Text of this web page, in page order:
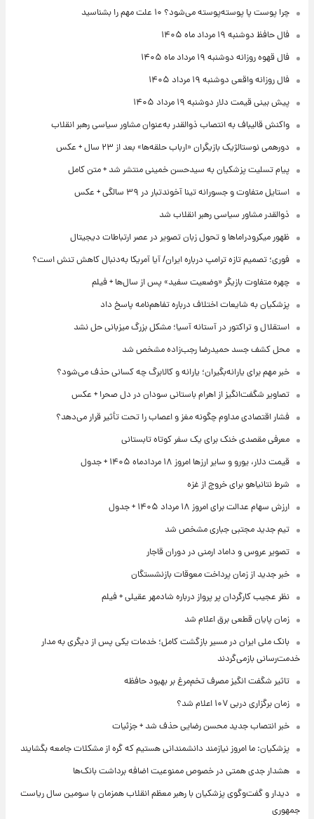
چرا پوست پا پوسته‌پوسته می‌شود؟ ۱۰ علت مهم را بشناسید
فال حافظ دوشنبه ۱۹ مرداد ماه ۱۴۰۵
فال قهوه روزانه دوشنبه ۱۹ مرداد ماه ۱۴۰۵
فال روزانه واقعی دوشنبه ۱۹ مرداد ۱۴۰۵
پیش‌ بینی قیمت دلار دوشنبه ۱۹ مرداد ۱۴۰۵
واکنش قالیباف به انتصاب ذوالقدر به‌عنوان مشاور سیاسی رهبر انقلاب
دورهمی نوستالژیک بازیگران «ارباب حلقه‌ها» بعد از ۲۳ سال + عکس
پیام تسلیت پزشکیان به سیدحسن خمینی منتشر شد + متن کامل
استایل متفاوت و جسورانه تینا آخوندتبار در ۳۹ سالگی + عکس
ذوالقدر مشاور سیاسی رهبر انقلاب شد
ظهور میکرودراماها و تحول زبان تصویر در عصر ارتباطات دیجیتال
فوری؛ تصمیم تازه ترامپ درباره ایران/ آیا آمریکا به‌دنبال کاهش تنش است؟
چهره متفاوت بازیگر «وضعیت سفید» پس از سال‌ها + فیلم
پزشکیان به شایعات اختلاف درباره تفاهم‌نامه پاسخ داد
استقلال و تراکتور در آستانه آسیا؛ مشکل بزرگ میزبانی حل نشد
محل کشف جسد حمیدرضا رجب‌زاده مشخص شد
خبر مهم برای یارانه‌بگیران؛ یارانه و کالابرگ چه کسانی حذف می‌شود؟
تصاویر شگفت‌انگیز از اهرام باستانی سودان در دل صحرا + عکس
فشار اقتصادی مداوم چگونه مغز و اعصاب را تحت تأثیر قرار می‌دهد؟
معرفی مقصدی خنک برای یک سفر کوتاه تابستانی
قیمت دلار، یورو و سایر ارزها امروز ۱۸ مردادماه ۱۴۰۵ + جدول
شرط نتانیاهو برای خروج از غزه
ارزش سهام عدالت برای امروز ۱۸ مرداد ۱۴۰۵ + جدول
تیم جدید مجتبی جباری مشخص شد
تصویر عروس و داماد ارمنی در دوران قاجار
خبر جدید از زمان پرداخت معوقات بازنشستگان
نظر عجیب کارگردان پر پرواز درباره شادمهر عقیلی + فیلم
زمان پایان قطعی برق اعلام شد
بانک ملی ایران در مسیر بازگشت کامل؛ خدمات یکی پس از دیگری به مدار
خدمت‌رسانی بازمی‌گردند
تاثیر شگفت انگیز مصرف تخم‌مرغ بر بهبود حافظه
زمان برگزاری دربی ۱۰۷ اعلام شد؟
خبر انتصاب جدید محسن رضایی حذف شد + جزئیات
پزشکیان: ما امروز نیازمند دانشمندانی هستیم که گره از مشکلات جامعه بگشایند
هشدار جدی همتی در خصوص ممنوعیت اضافه ‌برداشت بانک‌ها
دیدار و گفت‌وگوی پزشکیان با رهبر معظم انقلاب همزمان با سومین سال ریاست
جمهوری